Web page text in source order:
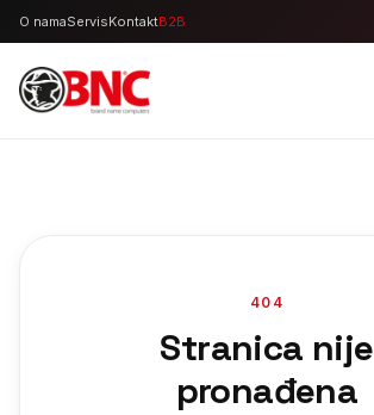
O namaServisKontaktB2B
404
Stranica nije
pronađena